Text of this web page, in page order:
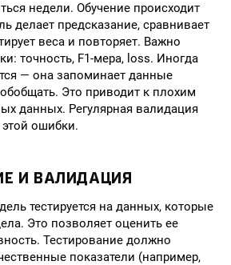
недели. Обучение происходит
делает предсказание, сравнивает
веса и повторяет. Важно
точность, F1-мера, loss. Иногда
— она запоминает данные
Это приводит к плохим
данных. Регулярная валидация
ошибки.
И ВАЛИДАЦИЯ
тестируется на данных, которые
Это позволяет оценить ее
Тестирование должно
показатели (например,